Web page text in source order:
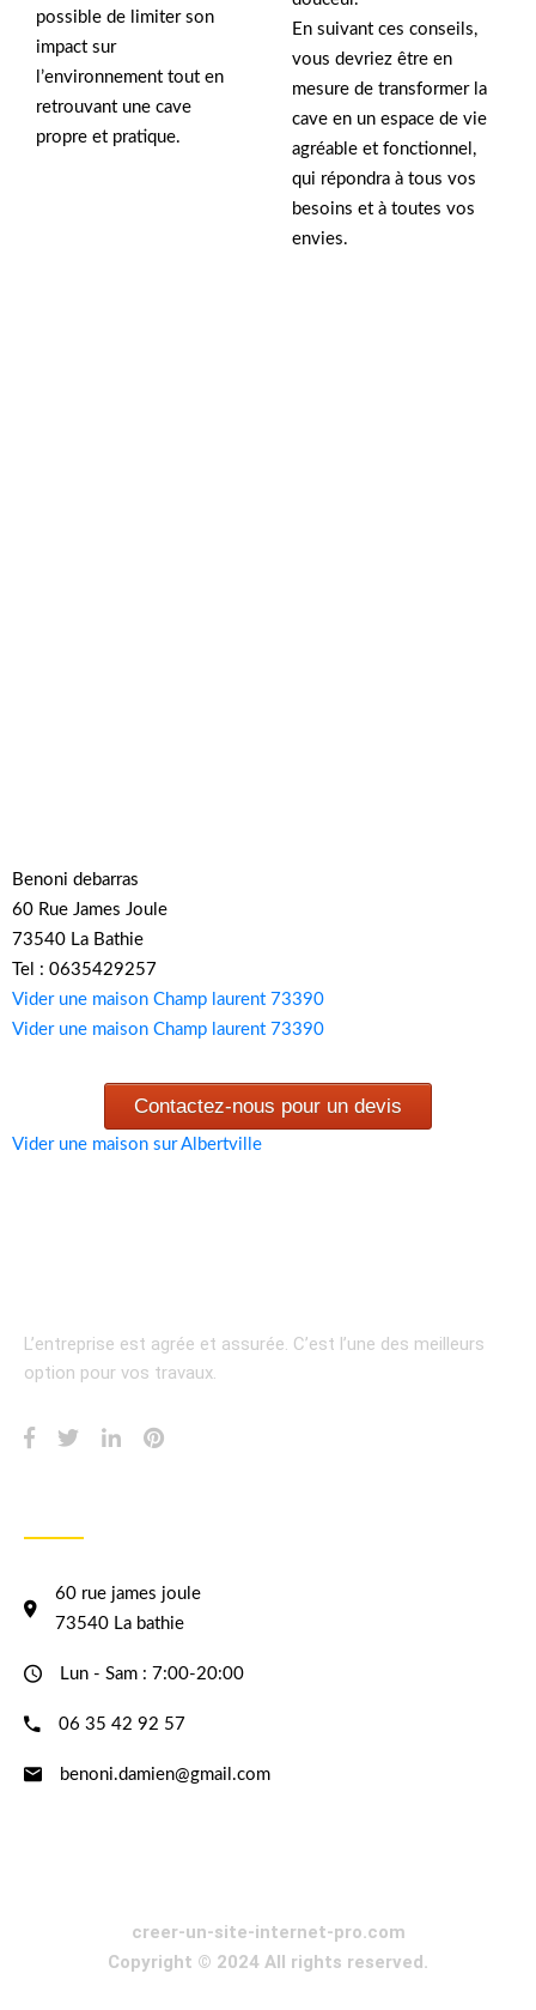
possible de limiter son
impact sur
l’environnement tout en
retrouvant une cave
propre et pratique.
En suivant ces conseils,
vous devriez être en
mesure de transformer la
cave en un espace de vie
agréable et fonctionnel,
qui répondra à tous vos
besoins et à toutes vos
envies.
Benoni debarras
60 Rue James Joule
73540 La Bathie
Tel : 0635429257
Vider une maison Champ laurent 73390
Vider une maison Champ laurent 73390
Contactez-nous pour un devis
Vider une maison sur Albertville
L’entreprise est agrée et assurée. C’est l’une des meilleurs
option pour vos travaux.
60 rue james joule
73540 La bathie
Lun - Sam : 7:00-20:00
06 35 42 92 57
benoni.damien@gmail.com
creer-un-site-internet-pro.com
Copyright © 2024 All rights reserved.